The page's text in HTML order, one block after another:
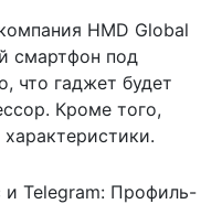
HMD Global
смартфон под
что гаджет будет
Кроме того,
и Telegram: Профиль-